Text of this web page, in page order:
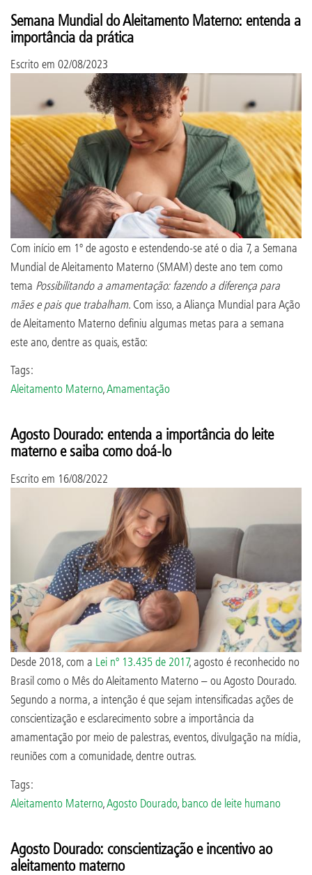
Semana Mundial do Aleitamento Materno: entenda a
importância da prática
Escrito em 02/08/2023
Com início em 1º de agosto e estendendo-se até o dia 7, a Semana
Mundial de Aleitamento Materno (SMAM) deste ano tem como
tema Possibilitando a amamentação: fazendo a diferença para
mães e pais que trabalham. Com isso, a Aliança Mundial para Ação
de Aleitamento Materno definiu algumas metas para a semana
este ano, dentre as quais, estão:
Tags:
Aleitamento Materno,Amamentação
Agosto Dourado: entenda a importância do leite
materno e saiba como doá-lo
Escrito em 16/08/2022
Desde 2018, com a Lei nº 13.435 de 2017, agosto é reconhecido no
Brasil como o Mês do Aleitamento Materno – ou Agosto Dourado.
Segundo a norma, a intenção é que sejam intensificadas ações de
conscientização e esclarecimento sobre a importância da
amamentação por meio de palestras, eventos, divulgação na mídia,
reuniões com a comunidade, dentre outras.
Tags:
Aleitamento Materno,Agosto Dourado, banco de leite humano
Agosto Dourado: conscientização e incentivo ao
aleitamento materno